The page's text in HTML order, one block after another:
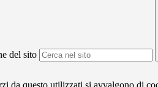
del sito